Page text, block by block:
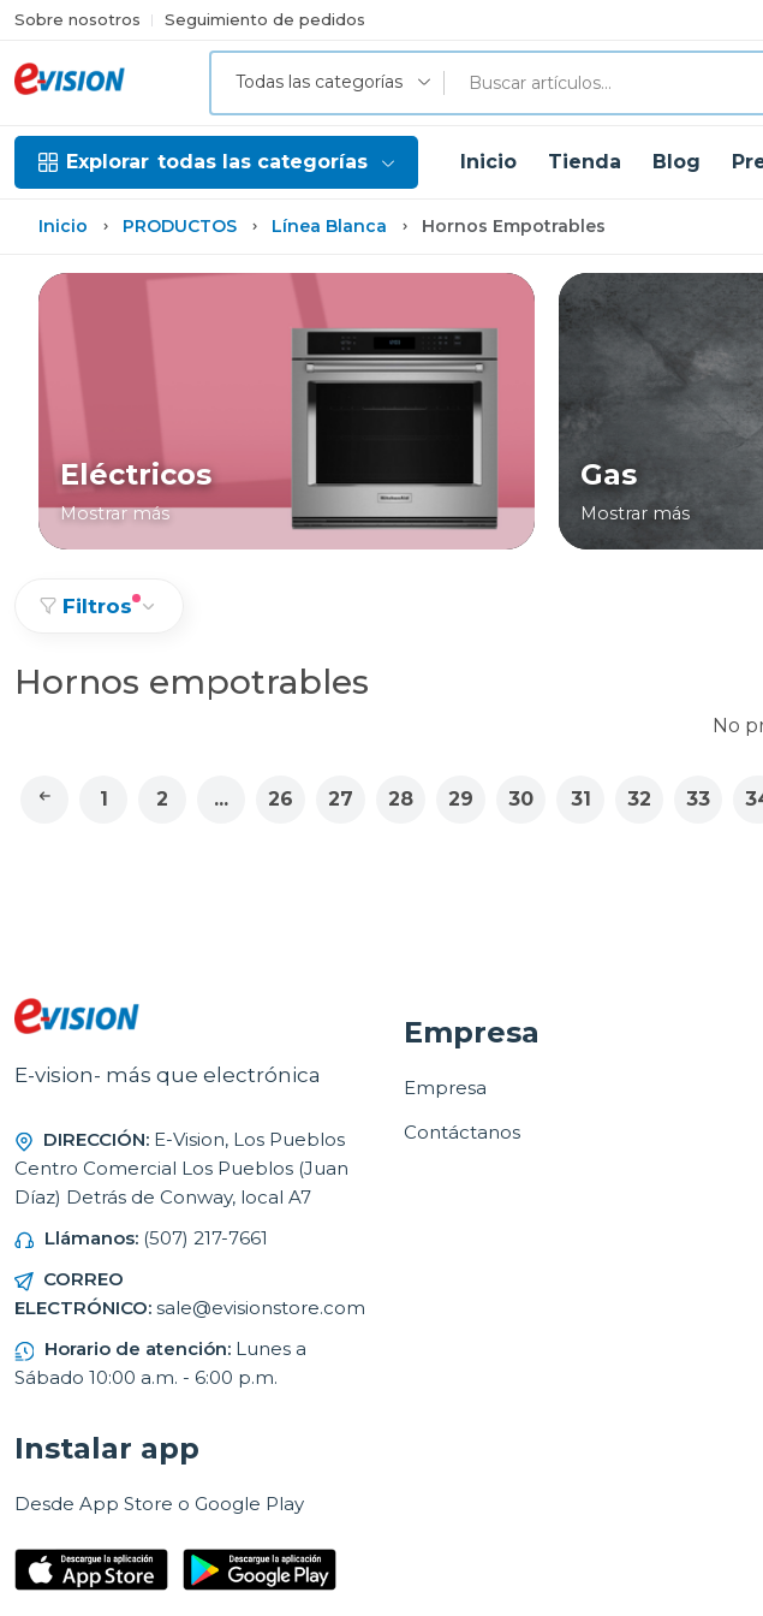
Sobre nosotros Seguimiento de pedidos
Todas las categorías
Explorar todas las categorías Inicio Tienda Blog
Inicio PRODUCTOS Línea Blanca Hornos Empotrables
Eléctricos
Mostrar más
Gas
Mostrar más
Filtros
Hornos empotrables
No
1 2 ... 26 27 28 29 30 31 32 33
E-vision- más que electrónica
DIRECCIÓN: E-Vision, Los Pueblos
Centro Comercial Los Pueblos (Juan
Díaz) Detrás de Conway, local A7
Llámanos: (507) 217-7661
CORREO
ELECTRÓNICO: sale@evisionstore.com
Horario de atención: Lunes a
Sábado 10:00 a.m. - 6:00 p.m.
Empresa
Empresa
Contáctanos
Instalar app
Desde App Store o Google Play